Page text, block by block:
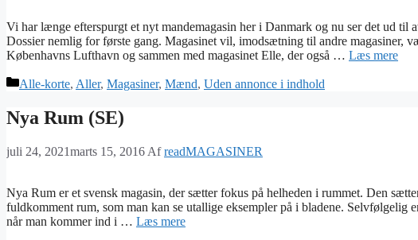
Vi har længe efterspurgt et nyt mandemagasin her i Danmark og nu ser det ud til
Dossier nemlig for første gang. Magasinet vil, imodsætning til andre magasiner,
Københavns Lufthavn og sammen med magasinet Elle, der også … Læs mere
Kategorier
Alle-korte, Aller, Magasiner, Mænd, Uden annonce i indhold
Nya Rum (SE)
juli 24, 2021marts 15, 2016 AfreadMAGASINER
Nya Rum er et svensk magasin, der sætter fokus på helheden i rummet. Den
fuldkomment rum, som man kan se utallige eksempler på i bladene. Selvfølgelig
når man kommer ind i … Læs mere